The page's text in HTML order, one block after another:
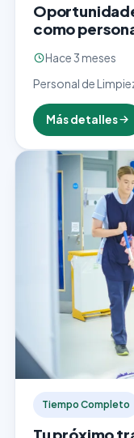
como
Hace 3 meses
Personal de
de Trabajo
de limpieza en
entorno…
Más detalles
Tiempo Completo